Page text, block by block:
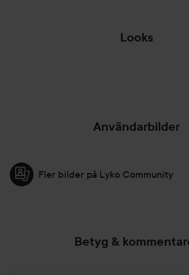
Looks
Användarbilder
Fler bilder på Lyko Community
Betyg &